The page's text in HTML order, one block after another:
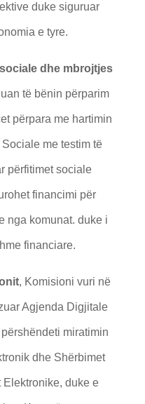
duke siguruar
e tyre.
dhe mbrojtjes
të bënin përparim
përpara me hartimin
me testim të
përfitimet sociale
financimi për
nga komunat. duke i
financiare.
, Komisioni vuri në
Agjenda Digjitale
miratimin
dhe Shërbimet
duke e